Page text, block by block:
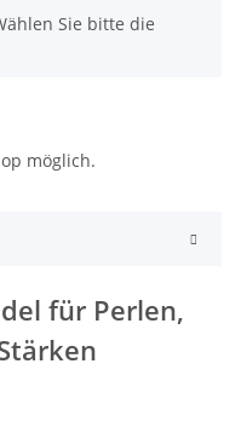
Sie bitte die
möglich.
für Perlen,